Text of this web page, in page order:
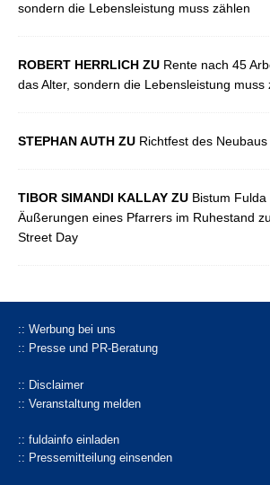
sondern die Lebensleistung muss zählen
ROBERT HERRLICH ZU Rente nach 45
das Alter, sondern die Lebensleistung muss
STEPHAN AUTH ZU Richtfest des
TIBOR SIMANDI KALLAY ZU Bistum
Äußerungen eines Pfarrers im Ruhestand
Street Day
:: Werbung bei uns
:: Presse und PR-Beratung
:: Disclaimer
:: Veranstaltung melden
:: fuldainfo einladen
:: Pressemitteilung einsenden